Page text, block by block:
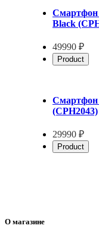
Смартфон
Black
49990 ₽
Product
Смартфон
(CPH2043)
29990 ₽
Product
О магазине